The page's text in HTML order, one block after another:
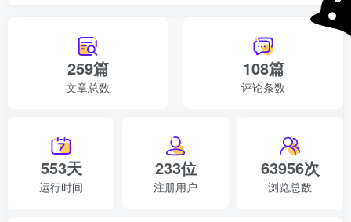
553天
运行时间
233位
注册用户
63956次
浏览总数
259篇
文章总数
108篇
评论条数